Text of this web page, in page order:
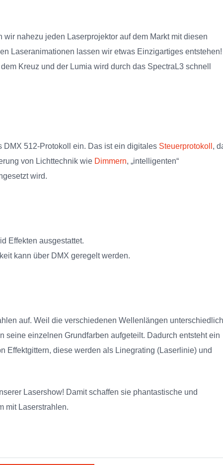
wir nahezu jeden Laserprojektor aufdem Markt mit diesen
Laseranimationen lassen wir etwas Einzigartiges entstehen!
Kreuz und der Lumia wird durch das SpectraL3 schnell
DMX 512-Protokoll ein. Das ist ein digitales Steuerprotokoll ,
von Lichttechnik wie Dimmern, „intelligenten“
wird.
Effekten ausgestattet.
kann über DMX geregelt werden.
auf. Weil die verschiedenen Wellenlängen unterschiedlich
seine einzelnen Grundfarben aufgeteilt. Dadurch entsteht ein
Effektgittern, diese werden als Linegrating (Laserlinie) und
Lasershow! Damit schaffen sie phantastische und
mit Laserstrahlen.